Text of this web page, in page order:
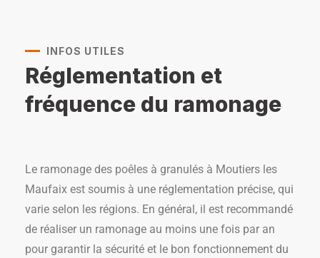
INFOS UTILES
Réglementation et
fréquence du ramonage
Le ramonage des poêles à granulés à Moutiers les
Maufaix est soumis à une réglementation précise, qui
varie selon les régions. En général, il est recommandé
de réaliser un ramonage au moins une fois par an
pour garantir la sécurité et le bon fonctionnement du